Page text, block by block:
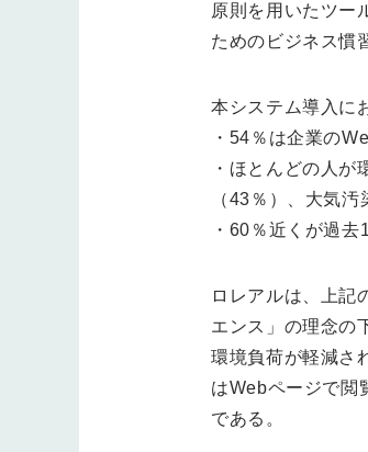
原則を用いたツー
ためのビジネス慣
本システム導入に
・54％は企業の
・ほとんどの人
（43％）、大気
・60％近くが過
ロレアルは、上記
エンス」の理念の
環境負荷が軽減さ
はWebページで閲
である。